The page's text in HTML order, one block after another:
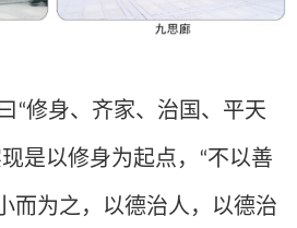
“修身、齐家、治国、平天
是以修身为起点， “不以善
而为之，以德治人，以德治